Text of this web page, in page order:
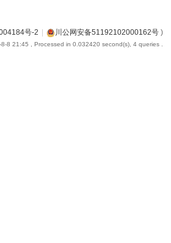
号-2 川公网安备51192102000162号)
8 21:45 , Processed in 0.032420 second(s), 4 queries .